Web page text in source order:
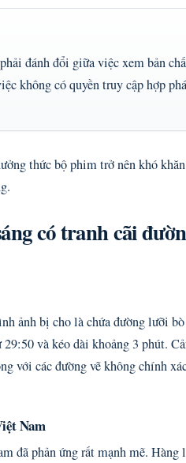
đánh đổi giữa việc xem bản
không có quyền truy cập hợp
thức bộ phim trở nên khó
có tranh cãi
ảnh bị cho là chứa đường lưỡi
và kéo dài khoảng 3 phút.
với các đường vẽ không chính
Nam
đã phản ứng rất mạnh mẽ. Hàng